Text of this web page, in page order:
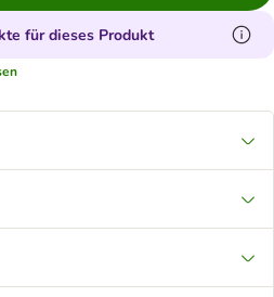
für dieses Produkt